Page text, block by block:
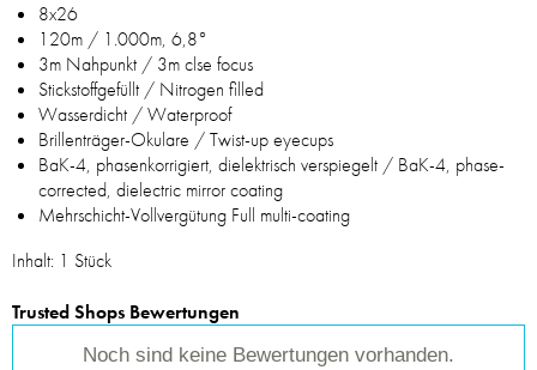
8x26
120m / 1.000m, 6,8°
3m Nahpunkt / 3m clse focus
Stickstoffgefüllt / Nitrogen filled
Wasserdicht / Waterproof
Brillenträger-Okulare / Twist-up eyecups
BaK-4, phasenkorrigiert, dielektrisch verspiegelt / BaK-4, phase-
corrected, dielectric mirror coating
Mehrschicht-Vollvergütung Full multi-coating
Inhalt: 1 Stück
Trusted Shops Bewertungen
Noch sind keine Bewertungen vorhanden.